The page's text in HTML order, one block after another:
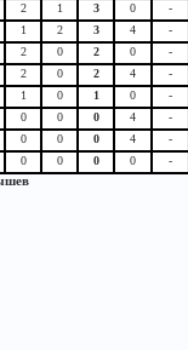
2 1 3 0
-
1 2 3 4
-
2 0 2 0
-
2 0 2 4
-
1 0 1 0
-
0 0 0 4
-
0 0 0 4
-
0 0 0 0
-